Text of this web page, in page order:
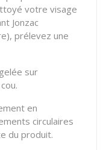
votre visage
Jonzac
prélevez une
sur
en
circulaires
du produit.